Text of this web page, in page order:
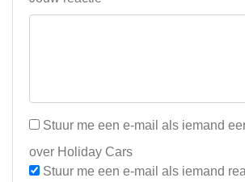
Stuur me een e-mail als iemand
over Holiday Cars
Stuur me een e-mail als iemand